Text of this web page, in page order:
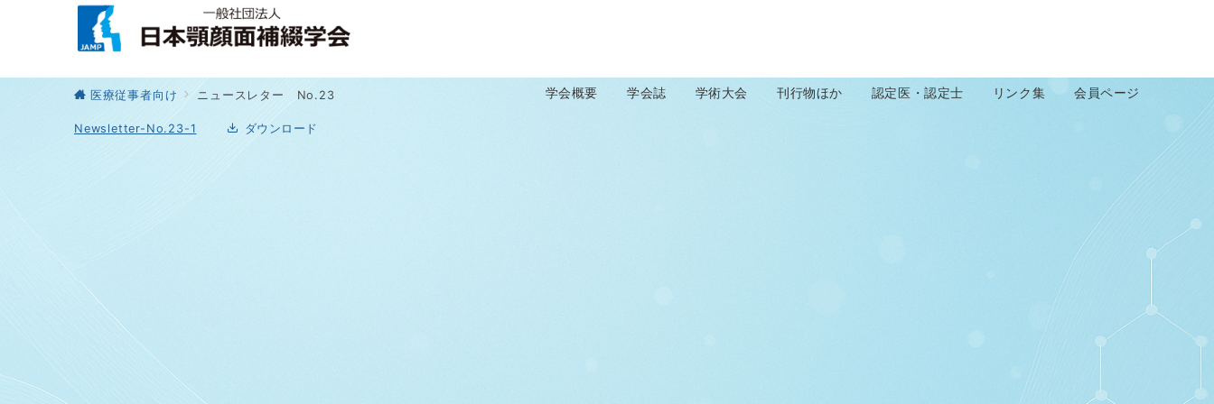
学会概要 学会誌 学術大会 刊行物ほか 認定医・認定士 リンク集 会員ページ
医療従事者向け ニュースレター No.23
Newsletter-No.23-1 ダウンロード